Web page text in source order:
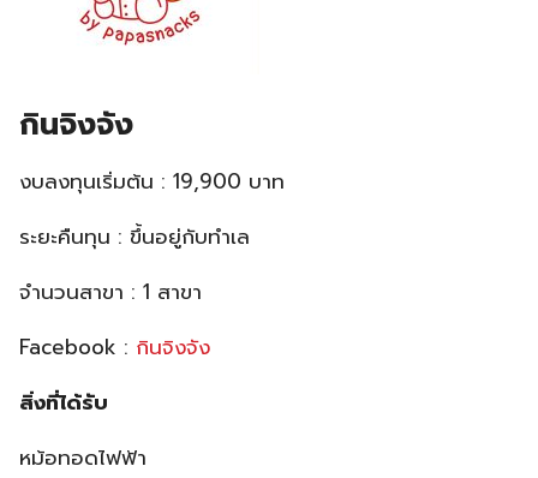
กินจิงจัง
งบลงทุนเริ่มต้น : 19,900 บาท
ระยะคืนทุน : ขึ้นอยู่กับทำเล
จำนวนสาขา : 1 สาขา
Facebook : กินจิงจัง
สิ่งที่ได้รับ
หม้อทอดไฟฟ้า